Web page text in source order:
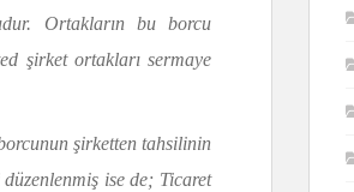
Ortakların bu borcu
şirket ortakları sermaye
şirketten tahsilinin
ise de; Ticaret